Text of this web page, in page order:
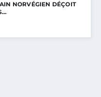
NORVÉGIEN DÉÇOIT